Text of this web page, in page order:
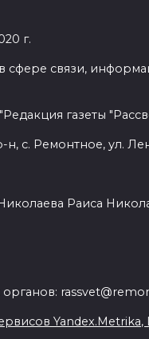
г.
связи,
газеты
с. Ремонтное, ул.
Раиса